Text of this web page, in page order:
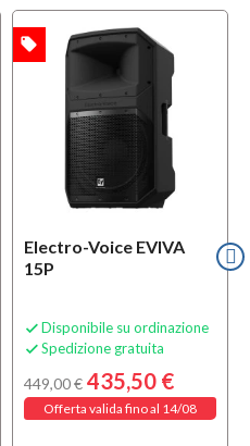
Electro-Voice EVIVA
15P
 Disponibile su ordinazione
 Spedizione gratuita
449,00 € 435,50 €
Offerta valida fino al 14/08
local_offer